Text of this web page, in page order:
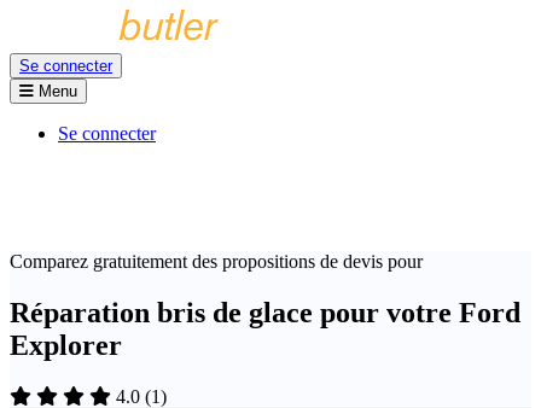
Se connecter
Menu
Se connecter
Comparez gratuitement des propositions de devis pour
Réparation bris de glace pour votre Ford
Explorer
4.0 (1)